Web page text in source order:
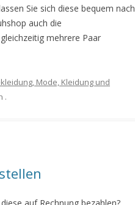
Sie sich diese bequem nach
auch die
mehrere Paar
Mode, Kleidung und
.